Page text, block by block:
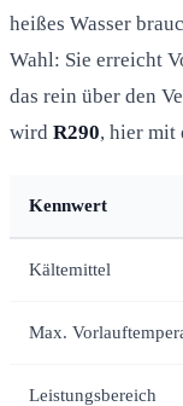
heißes Wasser
Wahl: Sie erreicht
das rein über den
wird R290, hier mit
Kennwert
Kältemittel
Max.
Leistungsbereich